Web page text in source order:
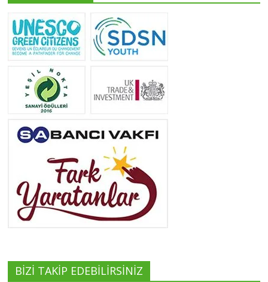
Yeliz Yılmaz
Tüm yazıları görüntüle
Yeşilist
Tüm yazıları görüntüle
BİZİ TAKİP EDEBİLİRSİNİZ